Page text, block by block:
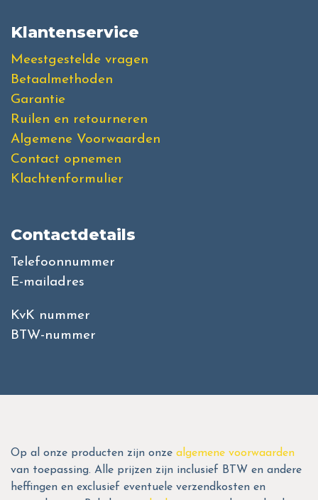
Klantenservice
Meestgestelde vragen
Betaalmethoden
Garantie
Ruilen en retourneren
Algemene Voorwaarden
Contact opnemen
Klachtenformulier
Contactdetails
Telefoonnummer
E-mailadres
KvK nummer
BTW-nummer
Op al onze producten zijn onze algemene voorwaarden
van toepassing. Alle prijzen zijn inclusief BTW en andere
heffingen en exclusief eventuele verzendkosten en